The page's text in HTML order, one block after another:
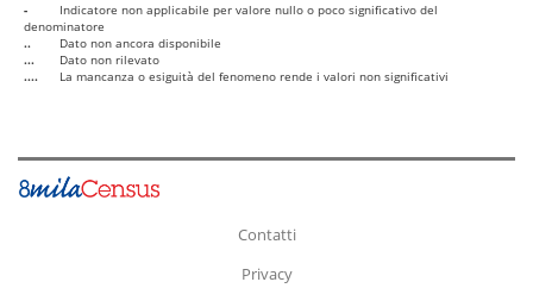
-
Indicatore non applicabile per valore nullo o poco significativo del
denominatore
..
Dato non ancora disponibile
...
Dato non rilevato
....
La mancanza o esiguità del fenomeno rende i valori non significativi
Contatti
Privacy